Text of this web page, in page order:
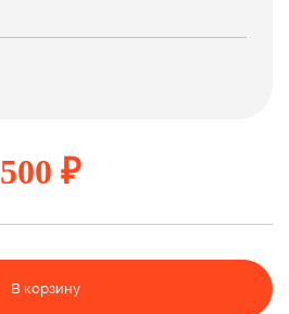
500 ₽
В корзину